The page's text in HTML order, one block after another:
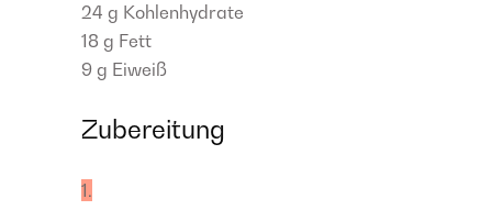
24 g Kohlenhydrate
18 g Fett
9 g Eiweiß
Zubereitung
1.